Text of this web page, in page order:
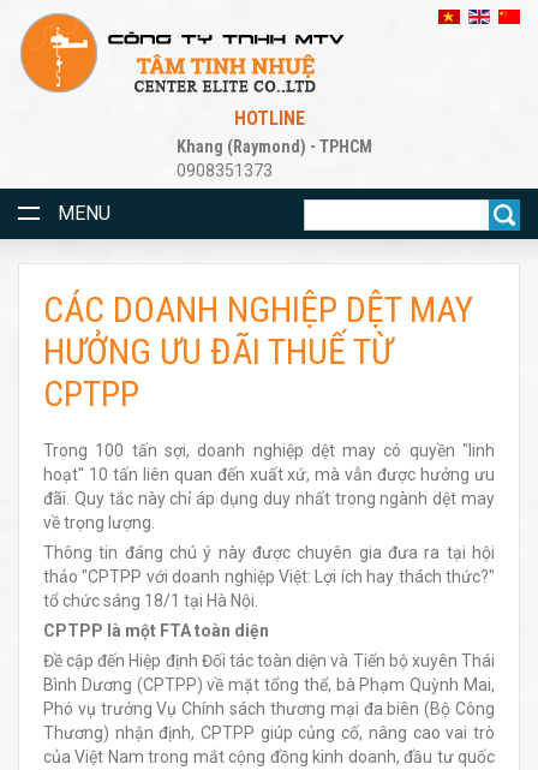
HOTLINE
Khang (Raymond) - TPHCM
0908351373
MENU
CÁC DOANH NGHIỆP DỆT MAY
HƯỞNG ƯU ĐÃI THUẾ TỪ
CPTPP
Trong 100 tấn sợi, doanh nghiệp dệt may có quyền "linh
hoạt" 10 tấn liên quan đến xuất xứ, mà vẫn được hưởng ưu
đãi. Quy tắc này chỉ áp dụng duy nhất trong ngành dệt may
về trọng lượng.
Thông tin đáng chú ý này được chuyên gia đưa ra tại hội
thảo "CPTPP với doanh nghiệp Việt: Lợi ích hay thách thức?"
tổ chức sáng 18/1 tại Hà Nội.
CPTPP là một FTA toàn diện
Đề cập đến Hiệp định Đối tác toàn diện và Tiến bộ xuyên Thái
Bình Dương (CPTPP) về mặt tổng thể, bà Phạm Quỳnh Mai,
Phó vụ trưởng Vụ Chính sách thương mại đa biên (Bộ Công
Thương) nhận định, CPTPP giúp củng cố, nâng cao vai trò
của Việt Nam trong mắt cộng đồng kinh doanh, đầu tư quốc